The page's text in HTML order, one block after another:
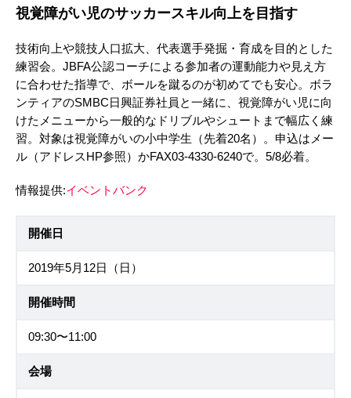
視覚障がい児のサッカースキル向上を目指す
技術向上や競技人口拡大、代表選手発掘・育成を目的とした
練習会。JBFA公認コーチによる参加者の運動能力や見え方
に合わせた指導で、ボールを蹴るのが初めてでも安心。ボラ
ンティアのSMBC日興証券社員と一緒に、視覚障がい児に向
けたメニューから一般的なドリブルやシュートまで幅広く練
習。対象は視覚障がいの小中学生（先着20名）。申込はメー
ル（アドレスHP参照）かFAX03-4330-6240で。5/8必着。
情報提供:イベントバンク
開催日
2019年5月12日（日）
開催時間
09:30〜11:00
会場